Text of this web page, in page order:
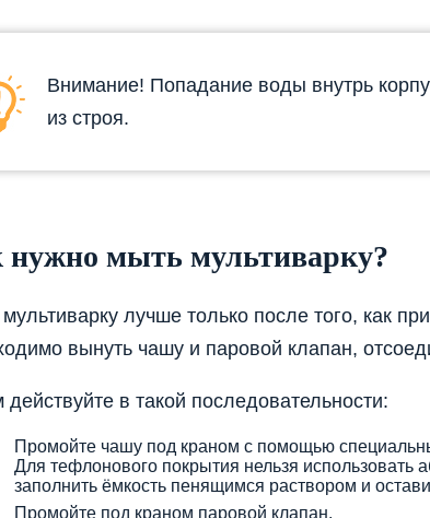
Внимание! Попадание воды внутрь
из строя.
нужно мыть мультиварку?
лучше только после того, как
вынуть чашу и паровой клапан,
действуйте в такой последовательности:
Промойте чашу под краном с помощью
Для тефлонового покрытия нельзя
заполнить ёмкость пенящимся раствором и
Промойте под краном паровой клапан.